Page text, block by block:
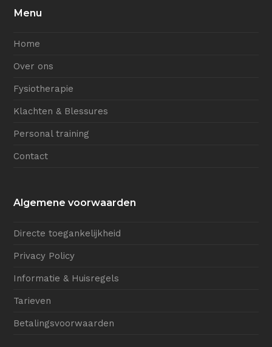
Menu
Home
Over ons
Fysiotherapie
Klachten & Blessures
Personal training
Contact
Algemene voorwaarden
Directe toegankelijkheid
Privacy Policy
Informatie & Huisregels
Tarieven
Betalingsvoorwaarden